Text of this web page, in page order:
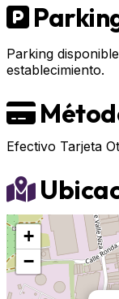
Parking
establecimiento.
Efectivo Tarjeta
+
−